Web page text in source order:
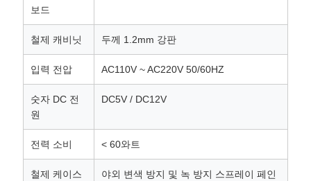
보드
철제 캐비닛 두께 1.2mm 강판
입력 전압 AC110V ~ AC220V 50/60HZ
숫자 DC 전
원
DC5V / DC12V
전력 소비 < 60와트
철제 케이스
야외 변색 방지 및 녹 방지 스프레이 페인